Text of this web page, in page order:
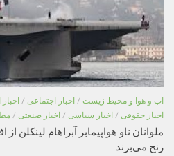
اب و هوا و محیط زیست / اخبار اجتماعی /
اخبار حقوقی / اخبار سیاسی / اخبار صنعتی /
ملوانان ناو هواپیمابر آبراهام
رنج می‌برند